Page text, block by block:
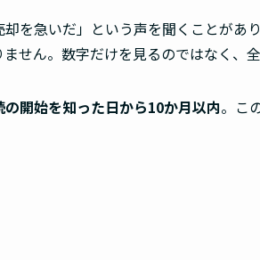
を急いだ」という声を聞くことがあ
せん。数字だけを見るのではなく、
の開始を知った日から10か月以内。こ